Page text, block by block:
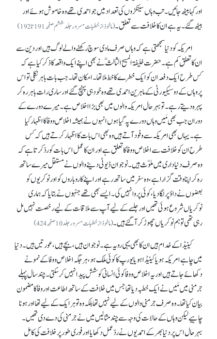
اور کہا بیٹھ جائیں۔ تب وہاں سینکڑوں کی تعداد میں جو احمدی تھے وہ خاموش ہوئے اور
بیٹھ گئے۔ یہ ہے ان کا خلافت سے تعلق۔(ماخوذ از خطبات مسرور جلد ششم صفحہ 191 تا 192)
امریکہ کو دنیا سمجھتی ہے کہ وہاں صرف مادی سوچ رکھنے والے لوگ ہیں اور دین سے
ان کا تعلق کم ہے۔ حضرت خلیفۃ المسیح الثالثؒ نے بھی اپنے ایک واقعہ کا ذکر کیا ہے کہ
کس طرح ایک دفعہ ان کو ایک خطرے کا خط ملا تھا۔ امکان تھا۔ جب بات باہر نکلی تو اس
پر وہاں کے دو سیکیورٹی کے ماہرین احمدی تھے وہ خود ہی پہنچ گئے اور ساری رات باہر رہ کر
پہرہ دیتے رہے۔ تو بہرحال امریکہ والوں میں بھی بڑا اخلاص ہے۔ میرے دورے کے
دوران جب بھی مَیں وہاں دورے پہ گیا ہوں انہوں نے ہمیشہ اخلاص و وفا کا اظہار کیا
ہے۔ یہاں بھی امریکہ سے وفود آتے ہیں وہ بھی اس بات کا اظہار کرتے ہیں کہ کس
طرح ان کو خلافت سے اخلاص و وفا کا تعلق ہے اور ان کا عمل اس بات کو ردّ کرتا ہے کہ
وہ صرف دنیا داری میں ملوّث ہیں۔ نوجوان ڈیوٹی دینے والوں نے مستقل میرے ساتھ
رہ کر اپنا وقت گزارا ہے، وہ سفر میں ساتھ رہے اور اپنے کاروباروں کو اور نوکریوں کو
بعضوں نے داؤ پر لگا دیا، کوئی پروا نہیں کی۔ ایسے بھی تھے جنہوں نے بتایا کہ ہماری
نوکریاں شروع ہوئی تھیں اور جلسے کے لیے آپ سے ملاقات کے لیے رخصت نہیں مل
رہی تھی تو ہم نوکریاں چھوڑ کر آ گئے ہیں۔(ماخوذ از خطبات مسرور جلد 10صفحہ 424)
کینیڈا کے خدام ہیں ان کا بھی یہی رویہ ہے۔ نوجوان ہیں، بچے ہیں، عورتیں ہیں۔ دنیا
میں چاہے امریکہ ہو یا کینیڈا ہویا یورپ کاکوئی ملک ہو، ہر جگہ اخلاص و وفا کے نمونے
دکھائے جاتے ہیں اور یہ اخلاص و وفا کوئی انسانی کوشش پیدا نہیں کر سکتی۔ چند سال پہلے
جرمنی میں مَیں نے ایک خطبہ دیا تھا جس میں خلافت کے ساتھ اطاعت اور وفا کا مضمون
بیان کیا تھا۔ وہ صرف جرمنی والوں کے لیے نہیں تھا بلکہ وہ تو ہر ایک کے لیے تھا اور ہونا
چاہیے لیکن وہاں کے حالات کی وجہ سے چند مثالیں میں نے جرمنی کی دے دی تھیں۔
بہرحال اس پر دنیا بھر کے احمدیوں نے ردّعمل دکھایا اور فوری طور پر خلافت کی کامل